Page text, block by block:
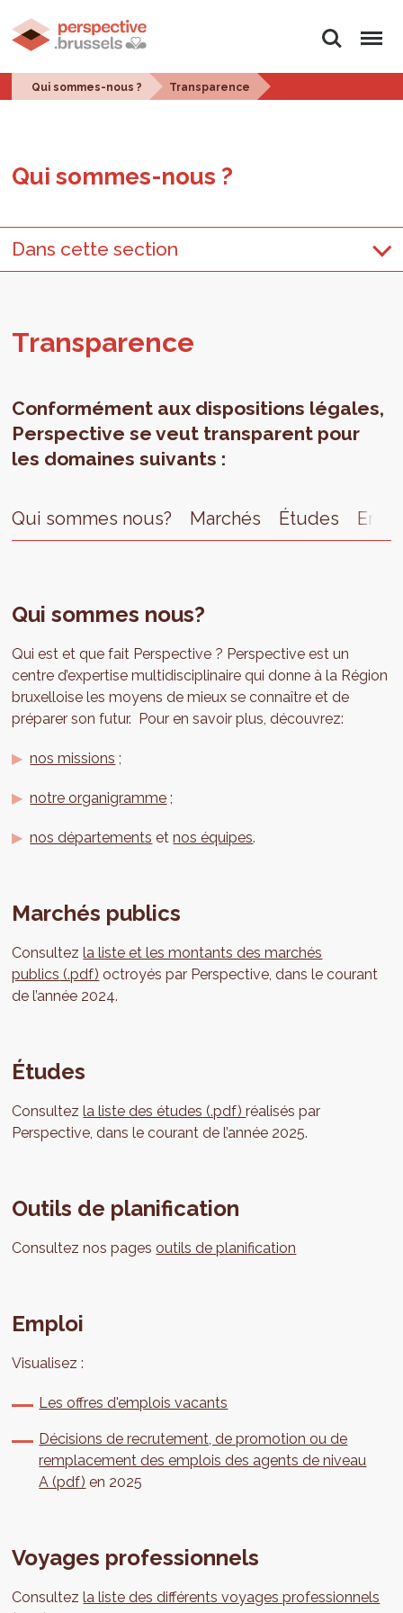
Rechercher
Menu
Qui sommes-nous ? Transparence
Qui sommes-nous ?
Dans cette section
Trans­pa­rence
Conformément aux dispositions légales,
Perspective se veut transparent pour
les domaines suivants :
Qui sommes nous? Marchés Études
Qui sommes nous?
Qui est et que fait Perspective ? Perspective est un
centre d’expertise multidisciplinaire qui donne à la Région
bruxelloise les moyens de mieux se connaître et de
préparer son futur. Pour en savoir plus, découvrez:
nos missions ;
notre organigramme ;
nos départements etnos équipes.
Marchés publics
Consultezla liste et les montants des marchés
publics (.pdf) octroyés par Perspective, dans le courant
de l’année 2024.
Études
Consultezla liste des études (.pdf)réalisés par
Perspective, dans le courant de l’année 2025.
Outils de planification
Consultez nos pagesoutils de planification
Emploi
Visualisez :
Les offres d'emplois vacants
Décisions de recrutement, de promotion ou de
remplacement des emplois des agents de niveau
A (pdf) en 2025
Voyages professionnels
Consultezla liste des différents voyages professionnels